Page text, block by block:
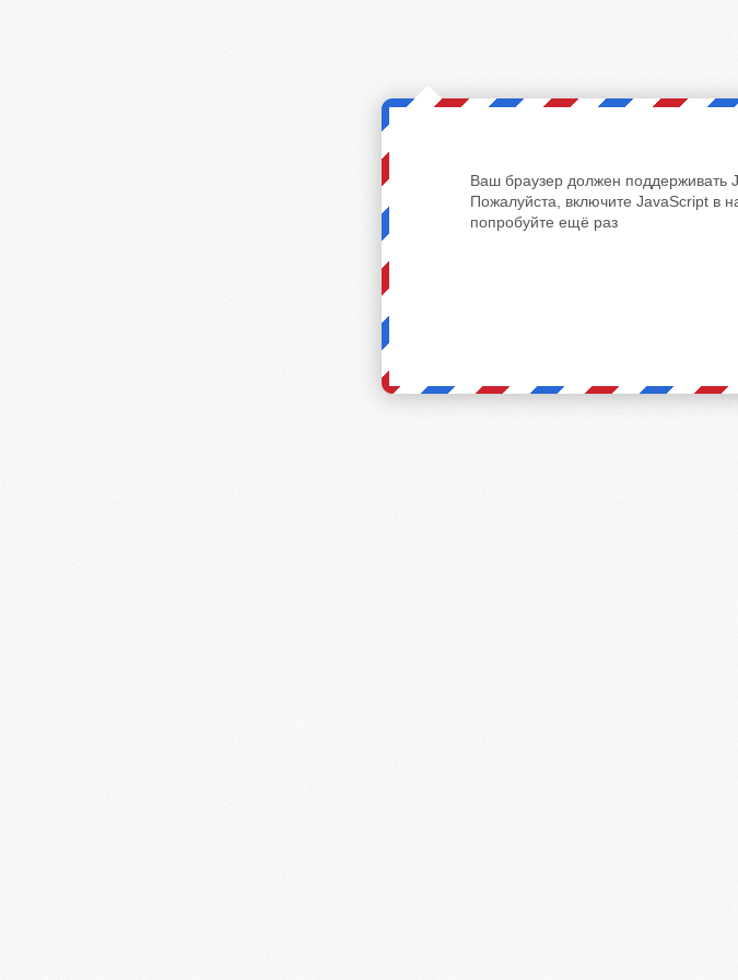
Ваш браузер должен поддерживать
Пожалуйста, включите JavaScript в
попробуйте ещё раз